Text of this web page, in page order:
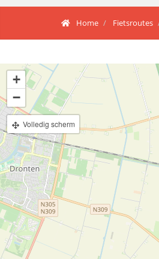
Home Fietsroutes
+
−
Volledig scherm